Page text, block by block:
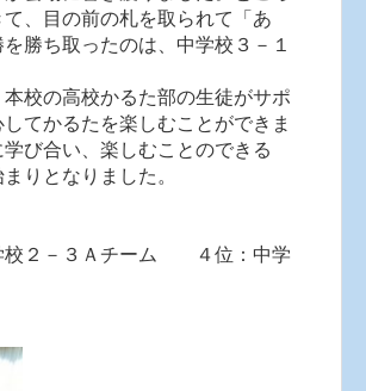
、目の前の札を取られて「あ
勝ち取ったのは、中学校３－１
校の高校かるた部の生徒がサポ
てかるたを楽しむことができま
び合い、楽しむことのできる
りとなりました。
２－３Ａチーム ４位：中学